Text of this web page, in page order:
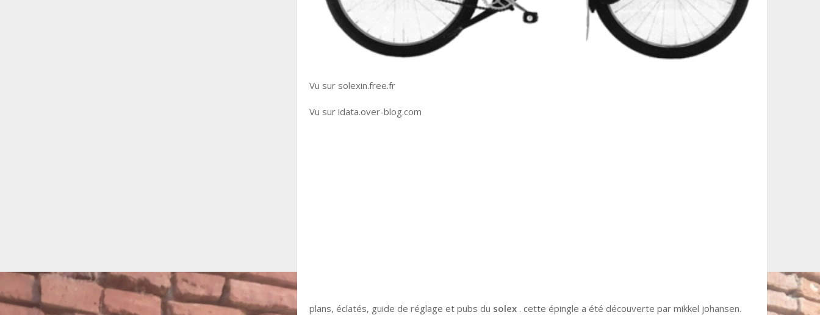
Vu sur solexin.free.fr
Vu sur idata.over-blog.com
plans, éclatés, guide de réglage et pubs du solex . cette épingle a été découverte par mikkel johansen.